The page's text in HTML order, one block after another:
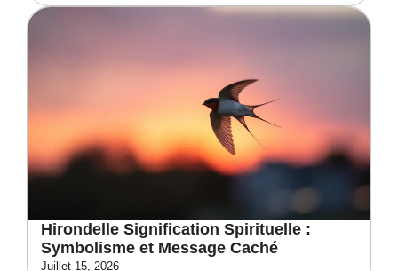
Hirondelle Signification Spirituelle :
Symbolisme et Message Caché
Juillet 15, 2026